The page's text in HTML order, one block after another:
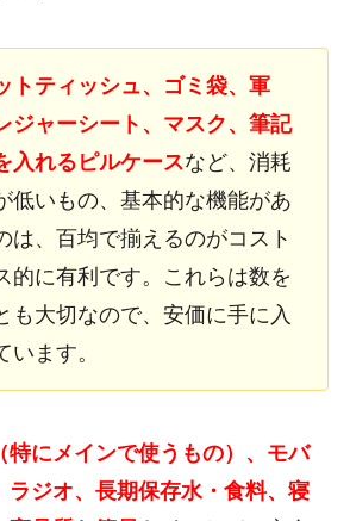
トティッシュ、ゴミ袋、軍
ジャーシート、マスク、筆記
入れるピルケースなど、消耗
低いもの、基本的な機能があ
は、百均で揃えるのがコスト
的に有利です。これらは数を
も大切なので、安価に手に入
います。
特にメインで使うもの）、モバ
ラジオ、長期保存水・食料、寝